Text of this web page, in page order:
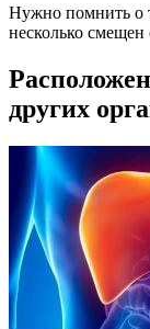
Нужно помнить о
несколько
других